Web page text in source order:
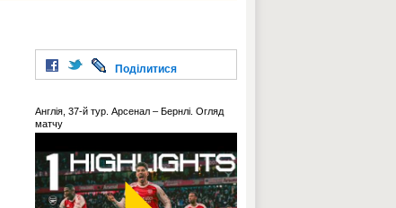
Поділитися
Англія, 37-й тур. Арсенал – Бернлі. Огляд
матчу